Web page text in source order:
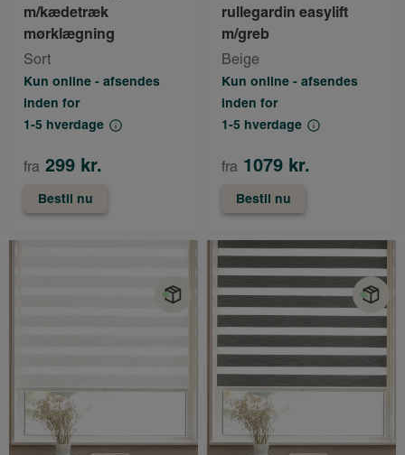
m/kædetræk
mørklægning
Sort
Kun online - afsendes
inden for
1-5 hverdage
fra 299 kr.
Bestil nu
rullegardin easylift
m/greb
Beige
Kun online - afsendes
inden for
1-5 hverdage
fra 1079 kr.
Bestil nu